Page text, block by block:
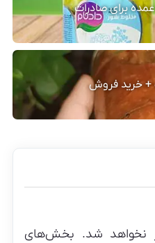
برای صادرات
+ خرید فروش
نخواهد شد. بخش‌های